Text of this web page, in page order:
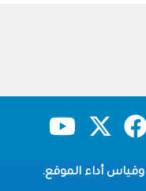
الخصوصية
شروطوقياس أداء الموقع.